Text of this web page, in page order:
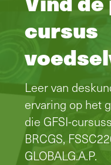
cursus
Leer van
ervaring op het
die GFSI-
BRCGS,
GLOBALG.A.P.